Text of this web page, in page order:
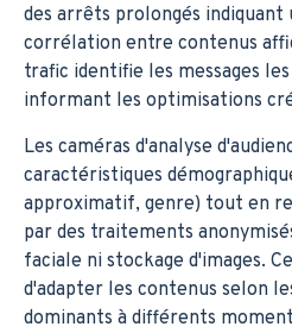
des arrêts prolongés
corrélation entre contenus
trafic identifie les messages
informant les optimisations
Les caméras d'analyse
caractéristiques
approximatif, genre) tout en
par des traitements
faciale ni stockage d'images.
d'adapter les contenus selon
dominants à différents